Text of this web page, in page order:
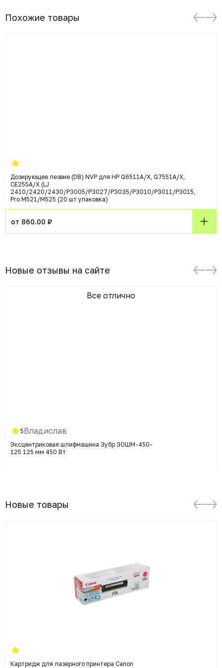
Похожие товары
Дозирующее лезвие (DB) NVP для HP Q6511A/X, Q7551A/X,
CE255A/X (LJ
2410/2420/2430/P3005/P3027/P3035/P3010/P3011/P3015,
Pro M521/M525 (20 шт упаковка)
от 860.00 ₽
Новые отзывы на сайте
Все отлично
5Владислав
Эксцентриковая шлифмашина Зубр ЗОШМ-450-
125 125 мм 450 Вт
Новые товары
Картридж для лазерного принтера Canon